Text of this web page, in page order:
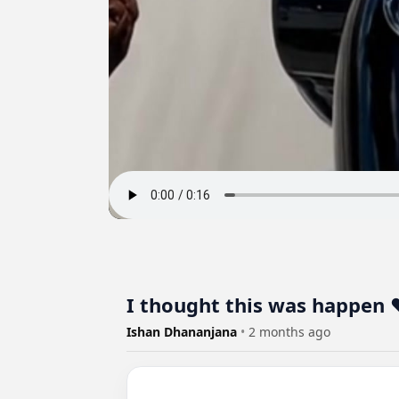
I thought this was happen
Ishan Dhananjana • 2 months ago